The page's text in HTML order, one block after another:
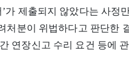
가 제출되지 않았다는 사정
처분이 위법하다고 판단한
연장신고 수리 요건 등에